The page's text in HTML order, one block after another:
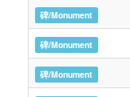
碑/Monument
碑/Monument
碑/Monument